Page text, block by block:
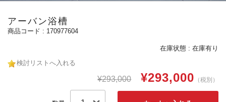
アーバン浴槽
170977604
在庫状態 : 在庫有り
検討リストへ入れる
¥293,000 ¥293,000 （税別）